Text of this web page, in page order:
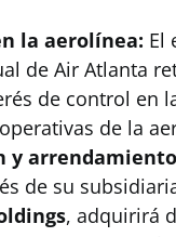
la aerolínea: El
de Air Atlanta
de control en
de la
y
de su
, adquirirá